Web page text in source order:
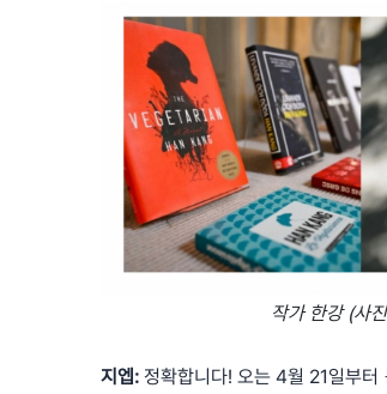
작가 한강 (사
지엡:정확합니다! 오는 4월 21일부